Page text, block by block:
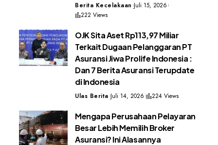
Berita Kecelakaan Juli 15, 2026
222 Views
OJK Sita Aset Rp113,97 Miliar
Terkait Dugaan Pelanggaran PT
Asuransi Jiwa Prolife Indonesia :
Dan 7 Berita Asuransi Terupdate
di Indonesia
Ulas Berita Juli 14, 2026 224 Views
Mengapa Perusahaan Pelayaran
Besar Lebih Memilih Broker
Asuransi? Ini Alasannya